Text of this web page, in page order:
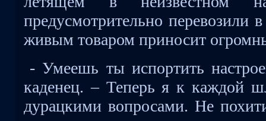
предусмотрительно перевозили
живым товаром приносит
- Умеешь ты испортить
каденец. – Теперь я к каждой
дурацкими вопросами. Не